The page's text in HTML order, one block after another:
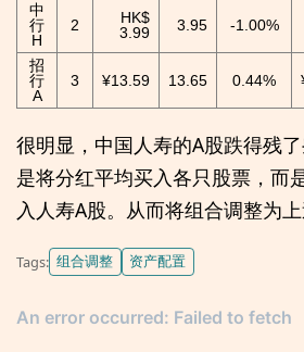
中
行
H
2
HK$
3.99
3.95 -1.00%
招
行
A
3 ¥13.59 13.65 0.44%
很明显，中国人寿的A股跌得残
是将分红平均买入各只股票，而
入人寿A股。从而将组合调整为上
Tags: 组合调整 资产配置